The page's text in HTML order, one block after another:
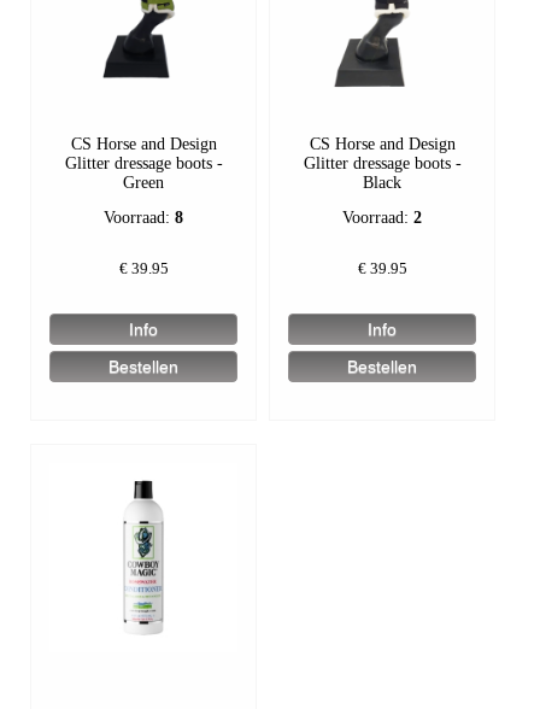
CS Horse and Design
Glitter dressage boots -
Green
Voorraad:8
€ 39.95
CS Horse and Design
Glitter dressage boots -
Black
Voorraad:2
€ 39.95